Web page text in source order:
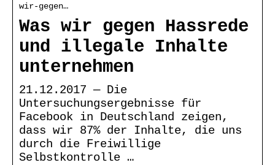
wir-gegen…
Was wir gegen Hassrede
und illegale Inhalte
unternehmen
21.12.2017 — Die
Untersuchungsergebnisse für
Facebook in Deutschland zeigen,
dass wir 87% der Inhalte, die uns
durch die Freiwillige
Selbstkontrolle …